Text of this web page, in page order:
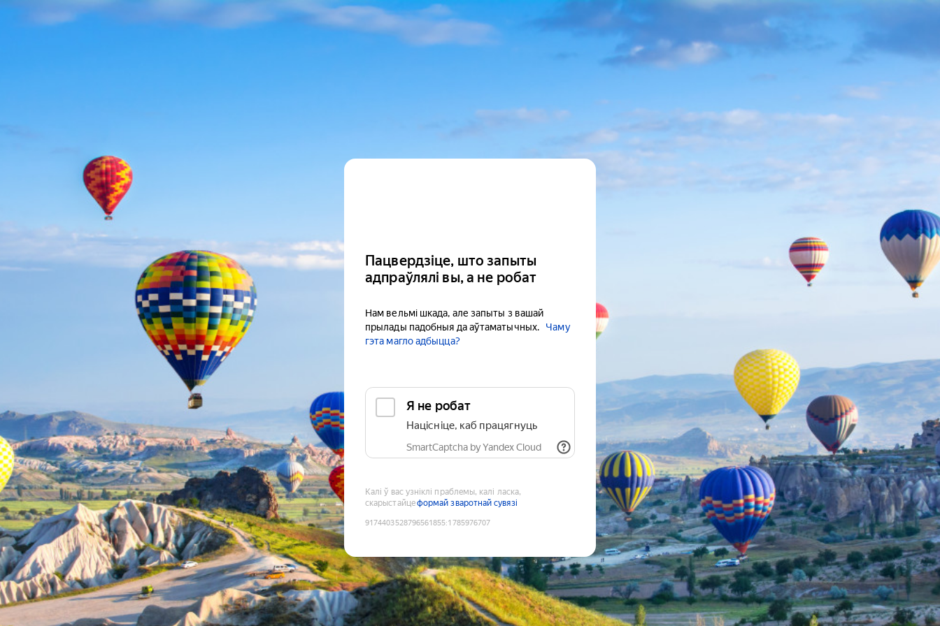
Пацвердзіце, што запыты
адпраўлялі вы, а не робат
Нам вельмі шкада, але запыты з вашай
прылады падобныя да аўтаматычных.
Чаму
гэта магло адбыцца?
Я не робат
Націсніце, каб працягнуць
SmartCaptcha by Yandex Cloud
Калі ў вас узніклі праблемы, калі ласка,
скарыстайцеформай зваротнай сувязі
9174403528796561855:1785976707